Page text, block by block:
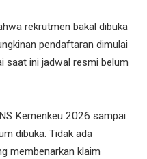
rekrutmen bakal dibuka
pendaftaran dimulai
saat ini jadwal resmi belum
Kemenkeu 2026 sampai
dibuka. Tidak ada
membenarkan klaim